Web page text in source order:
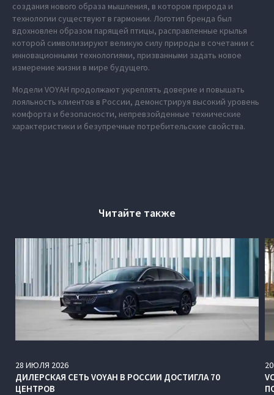
создания нового образа мышления, в котором природа и
технологии существуют в гармонии. Логотип бренда был
вдохновлен образом парящей птицы, расправленные крылья
которой символизируют великую силу природы в сочетании с
инновационными технологиями, призванными задать новое
измерение жизни в мире будущего.
Модели VOYAH продолжают укреплять доверие и повышать
лояльность клиентов в России, демонстрируя высокий уровень
комфорта и безопасности, непревзойденные технические
характеристики и безупречные потребительские свойства.
Читайте также
28 ИЮЛЯ 2026
ДИЛЕРСКАЯ СЕТЬ VOYAH В РОССИИ ДОСТИГЛА 70
ЦЕНТРОВ
20